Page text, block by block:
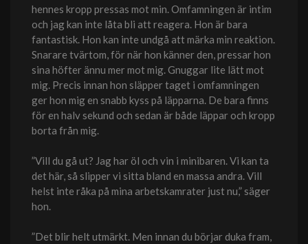
hennes kropp pressas mot min. Omfamningen är intim
och jag kan inte låta bli att reagera. Hon är bara
fantastisk. Hon kan inte undgå att märka min reaktion.
Snarare tvärtom, för när hon känner den, pressar hon
sina höfter ännu mer mot mig. Gnuggar lite lätt mot
mig. Precis innan hon släpper taget i omfamningen
ger hon mig en snabb kyss på läpparna. De bara finns
för en halv sekund och sedan är både läppar och kropp
borta från mig.
”Vill du gå ut? Jag har öl och vin i minibaren. Vi kan ta
det här, så slipper vi sitta bland en massa andra. Vill
helst inte råka på mina arbetskamrater just nu,” säger
hon.
”Det blir helt utmärkt. Men innan du börjar duka fram,